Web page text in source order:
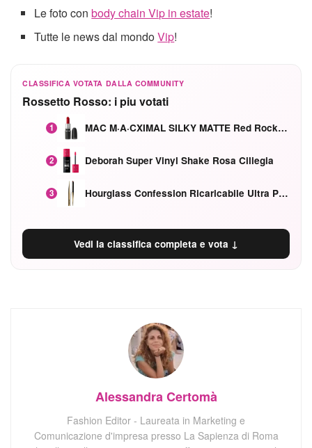
Le foto conbody chain Vip in estate!
Tutte le news dal mondoVip!
CLASSIFICA VOTATA DALLA COMMUNITY
Rossetto Rosso: i piu votati
1 MAC M·A·CXIMAL SILKY MATTE Red Rock mat
2 Deborah Super Vinyl Shake Rosa Ciliegia
3 Hourglass Confession Ricaricabile Ultra Preciso Ad Alta Intensità Secretly Classic Red
Vedi la classifica completa e vota ↓
Alessandra Certomà
Fashion Editor - Laureata in Marketing e
Comunicazione d'impresa presso La Sapienza di Roma